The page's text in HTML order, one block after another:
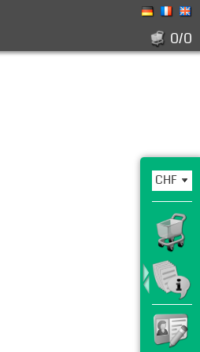
0/0